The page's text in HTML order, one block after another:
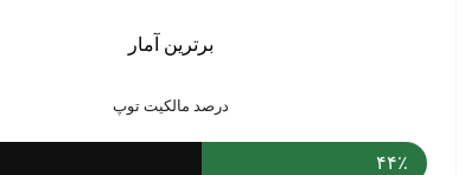
برترین آمار
درصد مالکیت توپ
۴۴٪